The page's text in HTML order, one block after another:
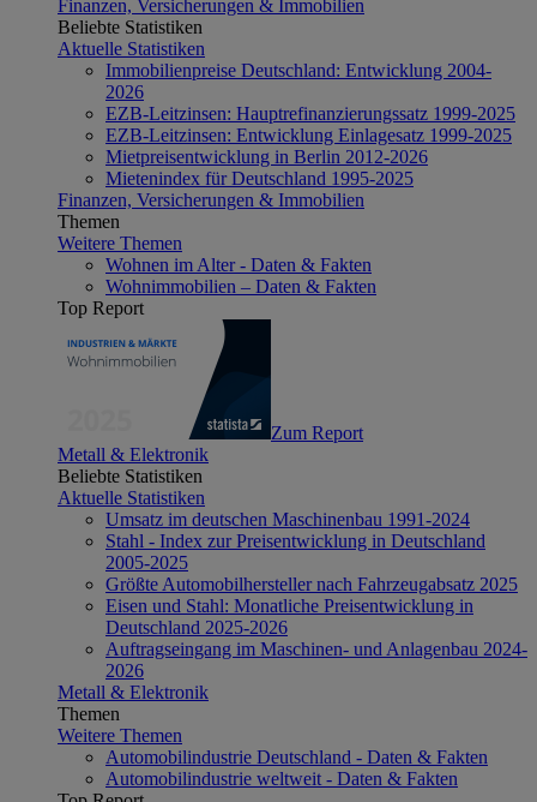
Finanzen, Versicherungen & Immobilien
Beliebte Statistiken
Aktuelle Statistiken
Immobilienpreise Deutschland: Entwicklung 2004-
2026
EZB-Leitzinsen: Hauptrefinanzierungssatz 1999-2025
EZB-Leitzinsen: Entwicklung Einlagesatz 1999-2025
Mietpreisentwicklung in Berlin 2012-2026
Mietenindex für Deutschland 1995-2025
Finanzen, Versicherungen & Immobilien
Themen
Weitere Themen
Wohnen im Alter - Daten & Fakten
Wohnimmobilien – Daten & Fakten
Top Report
Zum Report
Metall & Elektronik
Beliebte Statistiken
Aktuelle Statistiken
Umsatz im deutschen Maschinenbau 1991-2024
Stahl - Index zur Preisentwicklung in Deutschland
2005-2025
Größte Automobilhersteller nach Fahrzeugabsatz 2025
Eisen und Stahl: Monatliche Preisentwicklung in
Deutschland 2025-2026
Auftragseingang im Maschinen- und Anlagenbau 2024-
2026
Metall & Elektronik
Themen
Weitere Themen
Automobilindustrie Deutschland - Daten & Fakten
Automobilindustrie weltweit - Daten & Fakten